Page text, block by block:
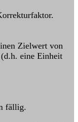
Zielwert von
eine Einheit
fällig.